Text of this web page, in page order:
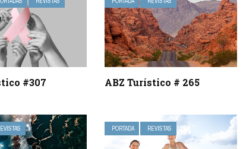
#307 ABZ Turístico # 265
PORTADA REVISTAS